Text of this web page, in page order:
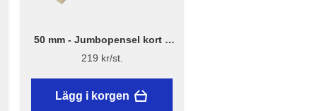
50 mm - Jumbopensel kort –
Flügger Excellence
219 kr/st.
Lägg i korgen